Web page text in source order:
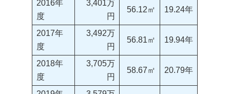
2016年
度
3,401万
円
56.12㎡ 19.24年
2017年
度
3,492万
円
56.81㎡ 19.94年
2018年
度
3,705万
円
58.67㎡ 20.79年